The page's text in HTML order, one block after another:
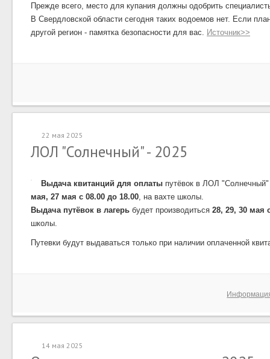
Прежде всего, место для купания должны одобрить
В Свердловской области сегодня таких водоемов нет. Если
другой регион - памятка безопасности для вас.
Источник>>
22 мая 2025
ЛОЛ "Солнечный" - 2025
Выдача квитанций для оплаты путёвок в ЛОЛ "Солнечный"
мая, 27 мая с 08.00 до 18.00 , на вахте школы.
Выдача путёвок в лагерь будет производиться 28, 29, 30 мая
школы.
Путевки будут выдаваться только при наличии оплаченной
14 мая 2025